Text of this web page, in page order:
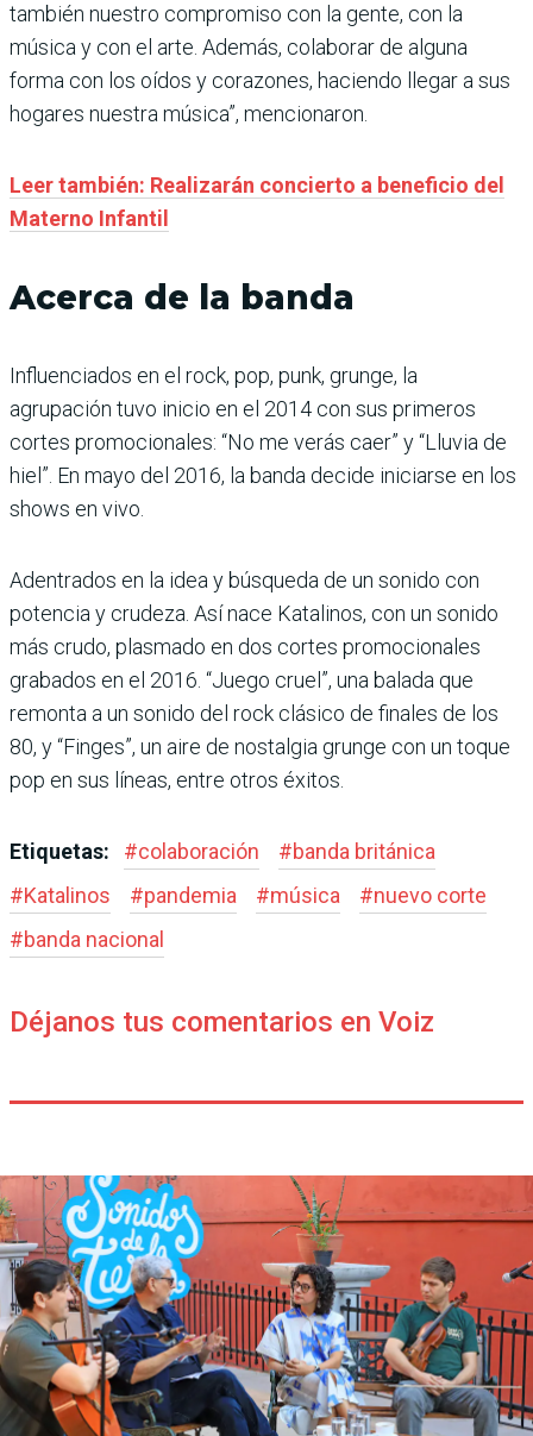
también nuestro compromiso con la gente, con la
música y con el arte. Además, colaborar de alguna
forma con los oídos y corazones, haciendo llegar a sus
hogares nuestra música”, mencionaron.
Leer también: Realizarán concierto a beneficio del
Materno Infantil
Acerca de la banda
Influenciados en el rock, pop, punk, grunge, la
agrupación tuvo inicio en el 2014 con sus primeros
cortes promocionales: “No me verás caer” y “Lluvia de
hiel”. En mayo del 2016, la banda decide iniciarse en los
shows en vivo.
Adentrados en la idea y búsqueda de un sonido con
potencia y crudeza. Así nace Katalinos, con un sonido
más crudo, plasmado en dos cortes promocionales
grabados en el 2016. “Juego cruel”, una balada que
remonta a un sonido del rock clásico de finales de los
80, y “Finges”, un aire de nostalgia grunge con un toque
pop en sus líneas, entre otros éxitos.
Etiquetas: #colaboración #banda británica
#Katalinos #pandemia #música #nuevo corte
#banda nacional
Déjanos tus comentarios en Voiz